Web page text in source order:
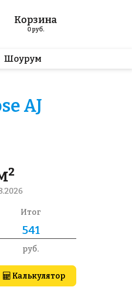
Корзина
0руб.
Шоурум
AJ
Итог
руб.
Калькулятор